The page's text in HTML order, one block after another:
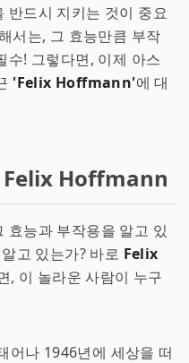
반드시 지키는 것이 중요
서는, 그 효능만큼 부작
수! 그렇다면, 이제 아스
'Felix Hoffmann'에 대
Felix Hoffmann
효능과 부작용을 알고 있
고 있는가? 바로 Felix
, 이 놀라운 사람이 누구
나 1946년에 세상을 떠